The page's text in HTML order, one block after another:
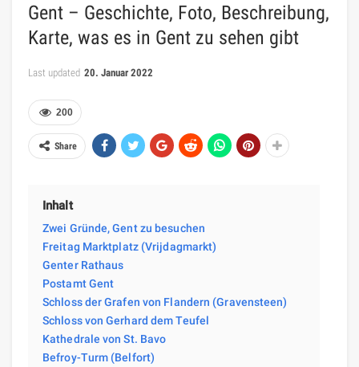
Gent – Geschichte, Foto, Beschreibung,
Karte, was es in Gent zu sehen gibt
Last updated 20. Januar 2022
200
Share
Inhalt
Zwei Gründe, Gent zu besuchen
Freitag Marktplatz (Vrijdagmarkt)
Genter Rathaus
Postamt Gent
Schloss der Grafen von Flandern (Gravensteen)
Schloss von Gerhard dem Teufel
Kathedrale von St. Bavo
Befroy-Turm (Belfort)